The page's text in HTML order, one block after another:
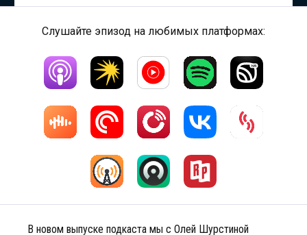
Слушайте эпизод на любимых платформах:
В новом выпуске подкаста мы с Олей Шурстиной